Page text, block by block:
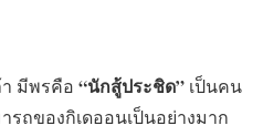
มีพรคือ “นักสู้ประชิด” เป็นคน
ถของกิเดออนเป็นอย่างมาก